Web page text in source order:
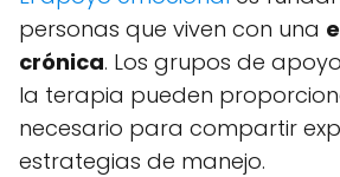
personas que viven con una
crónica. Los grupos de
la terapia pueden
necesario para compartir
estrategias de manejo.